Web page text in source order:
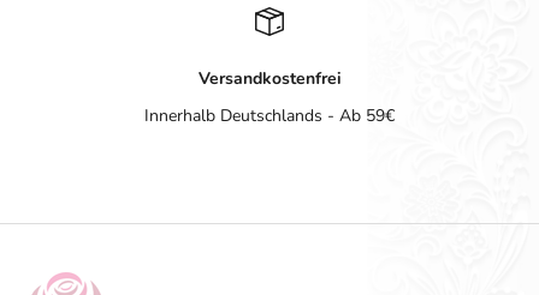
Versandkostenfrei
Innerhalb Deutschlands - Ab 59€